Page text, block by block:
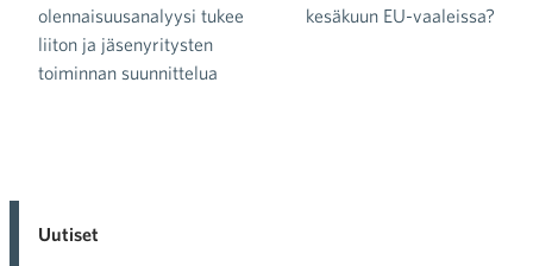
Artikkelien selaus
olennaisuusanalyysi tukee
liiton ja jäsenyritysten
toiminnan suunnittelua
kesäkuun EU-vaaleissa?
Uutiset